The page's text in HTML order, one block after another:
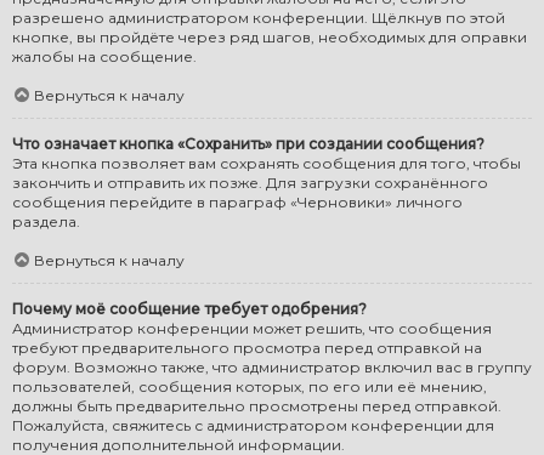
разрешено администратором конференции. Щёлкнув по этой
кнопке, вы пройдёте через ряд шагов, необходимых для оправки
жалобы на сообщение.
Вернуться к началу
Что означает кнопка «Сохранить» при создании сообщения?
Эта кнопка позволяет вам сохранять сообщения для того, чтобы
закончить и отправить их позже. Для загрузки сохранённого
сообщения перейдите в параграф «Черновики» личного
раздела.
Вернуться к началу
Почему моё сообщение требует одобрения?
Администратор конференции может решить, что сообщения
требуют предварительного просмотра перед отправкой на
форум. Возможно также, что администратор включил вас в группу
пользователей, сообщения которых, по его или её мнению,
должны быть предварительно просмотрены перед отправкой.
Пожалуйста, свяжитесь с администратором конференции для
получения дополнительной информации.